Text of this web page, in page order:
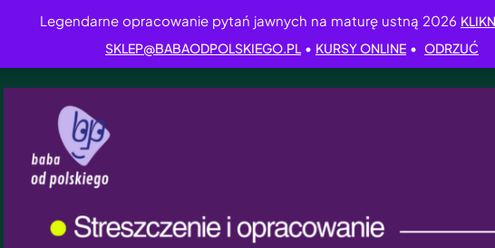
Legendarne opracowanie pytań jawnych na maturę ustną 2026
SKLEP@BABAODPOLSKIEGO.PL • KURSY ONLINE • ODRZUĆ